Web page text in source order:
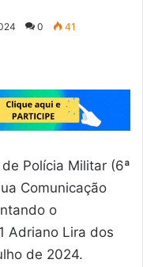
0 41
Polícia Militar (6ª
Comunicação
o
Adriano Lira dos
de 2024.